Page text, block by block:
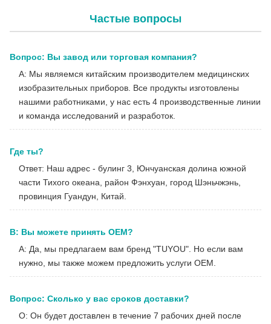
Частые вопросы
Вопрос: Вы завод или торговая компания?
A: Мы являемся китайским производителем медицинских
изобразительных приборов. Все продукты изготовлены
нашими работниками, у нас есть 4 производственные линии
и команда исследований и разработок.
Где ты?
Ответ: Наш адрес - булинг 3, Юнчуанская долина южной
части Тихого океана, район Фэнхуан, город Шэньчжэнь,
провинция Гуандун, Китай.
В: Вы можете принять OEM?
A: Да, мы предлагаем вам бренд "TUYOU". Но если вам
нужно, мы также можем предложить услуги OEM.
Вопрос: Сколько у вас сроков доставки?
О: Он будет доставлен в течение 7 рабочих дней после